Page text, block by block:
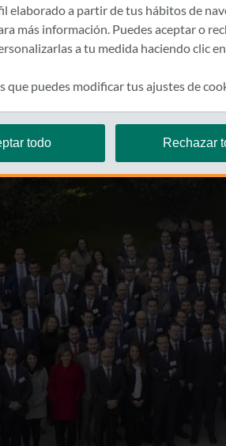
elaborado a partir de tus hábitos de
más información. Puedes aceptar o
a tu medida haciendo clic en
que puedes modificar tus ajustes de
todo Rechazar